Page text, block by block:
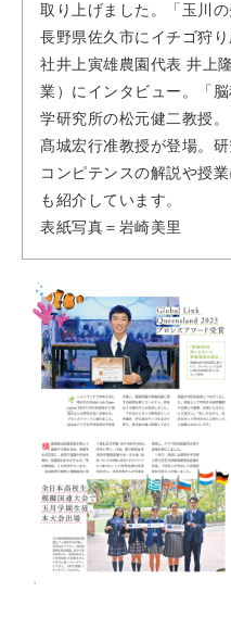
取り上げました。「玉川
長野県佐久市にイチゴ狩
社井上寅雄農園代表 井上
業）にインタビュー。「
学研究所の松元健二教授
髙城宏行准教授が登場。
コンピテンスの解説や授
も紹介しています。
表紙写真＝岩崎美里